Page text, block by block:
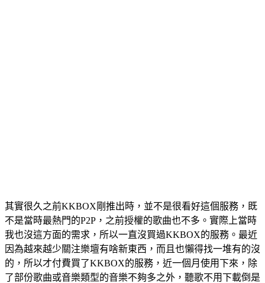
其實很久之前KKBOX剛推出時，並不是很看好這個服務，既
不是當時最熱門的P2P，之前授權的歌曲也不多。實際上當時
我也沒這方面的需求，所以一直沒買過KKBOX的服務。最近
因為越來越少關注樂壇有啥新東西，而且也懶得找一堆有的沒
的，所以才付費買了KKBOX的服務，近一個月使用下來，除
了部份歌曲或音樂類型的音樂不夠多之外，聽歌不用下載倒是